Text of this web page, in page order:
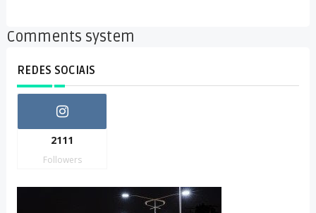
Comments system
REDES SOCIAIS
2111
Followers